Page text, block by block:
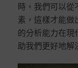
時，我們可以從
素，這樣才能做
的分析能力在現
助我們更好地解